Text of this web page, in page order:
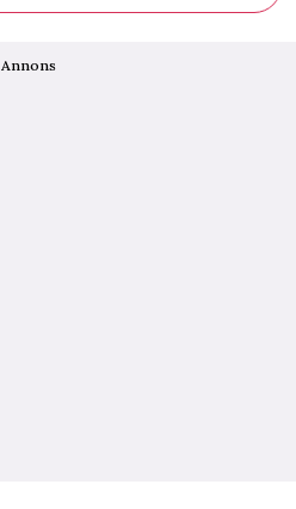
Annons